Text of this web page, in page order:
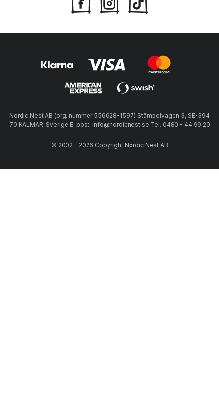
Nordic Nest AB (org. nummer 556628-1597) Stämpelvägen 3, SE-394
70 KALMAR, Sverige E-post: info@nordicnest.se Tel. 0480 - 44 99 20
© 2002 - 2026 Copyright Nordic Nest AB